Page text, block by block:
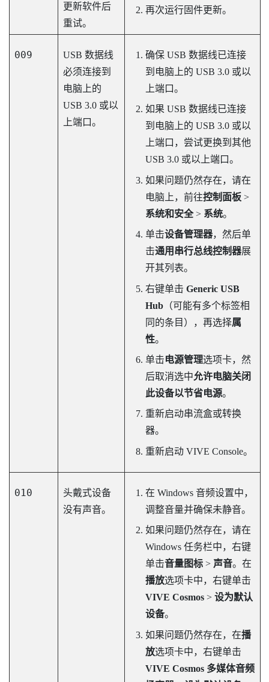
更新软件后
重试。
再次运行固件更新。
009
USB 数据线
必须连接到
电脑上的
USB 3.0 或以
上端口。
确保 USB 数据线已连接
到电脑上的 USB 3.0 或以
上端口。
如果 USB 数据线已连接
到电脑上的 USB 3.0 或以
上端口，尝试更换到其他
USB 3.0 或以上端口。
如果问题仍然存在，请在
电脑上，前往控制面板>
系统和安全> 系统。
单击设备管理器，然后单
击通用串行总线控制器展
开其列表。
右键单击 Generic USB
Hub（可能有多个标签相
同的条目），再选择属
性。
单击电源管理选项卡，然
后取消选中允许电脑关闭
此设备以节省电源。
重新启动串流盒或转换
器。
重新启动 VIVE Console。
010
头戴式设备
没有声音。
在 Windows音频设置中，
调整音量并确保未静音。
如果问题仍然存在，请在
Windows任务栏中，右键
单击音量图标> 声音。在
播放选项卡中，右键单击
VIVE Cosmos> 设为默认
设备。
如果问题仍然存在，在播
放选项卡中，右键单击
VIVE Cosmos 多媒体音频